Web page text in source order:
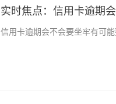
实时焦点：信用卡逾期
信用卡逾期会不会要坐牢有可